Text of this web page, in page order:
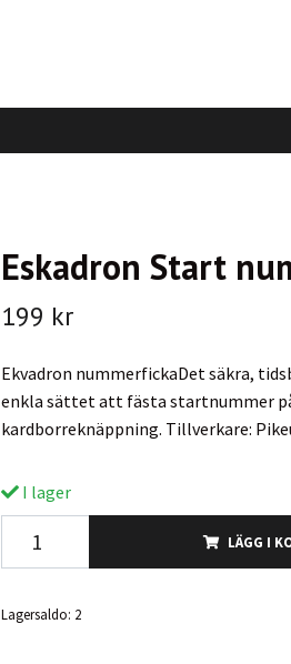
Eskadron Start
199 kr
Ekvadron nummerfickaDet säkra,
enkla sättet att fästa startnummer
kardborreknäppning. Tillverkare:
I lager
LÄGG I
Lagersaldo: 2